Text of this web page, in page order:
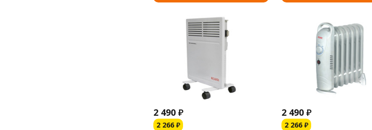
2 490 ₽
2 266 ₽
2 490 ₽
2 266 ₽